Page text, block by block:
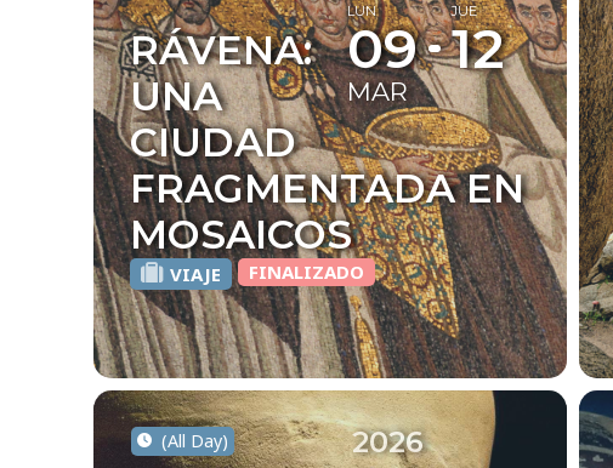
LUN
09
MAR
JUE
12
RÁVENA:
UNA
CIUDAD
FRAGMENTADA EN
MOSAICOS
VIAJE FINALIZADO
2026
(All Day)